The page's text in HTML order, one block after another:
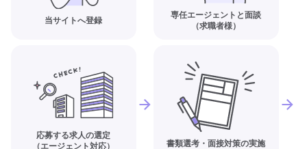
当サイトへ登録
専任エージェントと面談
（求職者様）
応募する求人の選定
（エージェント対応）
書類選考・面接対策の実施